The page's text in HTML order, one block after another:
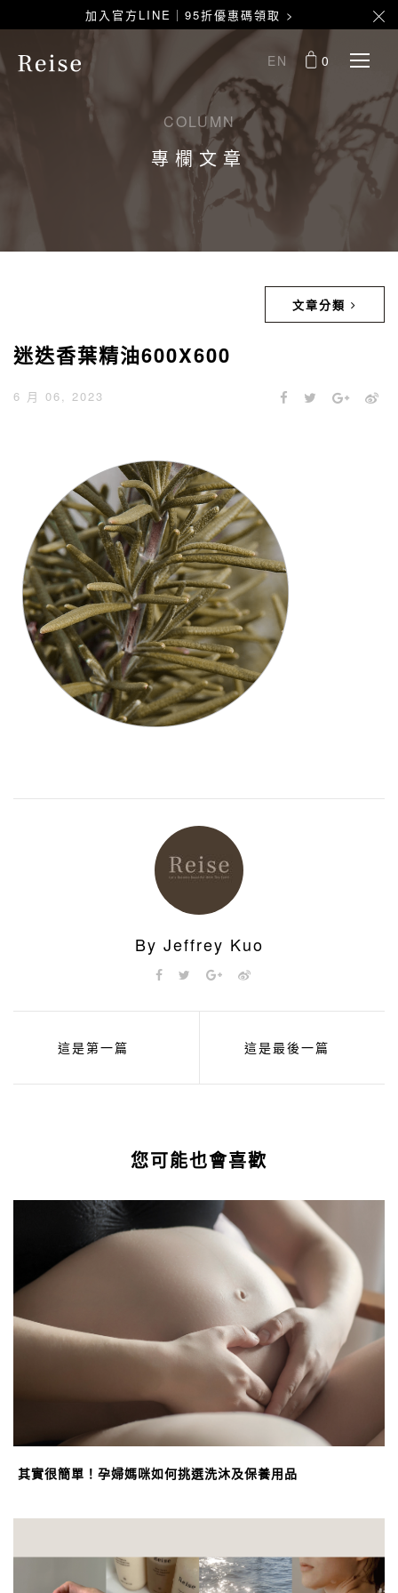
加入官方LINE｜95折優惠碼領取 >
EN 0
COLUMN
專欄文章
文章分類
迷迭香葉精油600X600
6 月 06, 2023
By Jeffrey Kuo
這是第一篇 這是最後一篇
您可能也會喜歡
其實很簡單！孕婦媽咪如何挑選洗沐及保養用品